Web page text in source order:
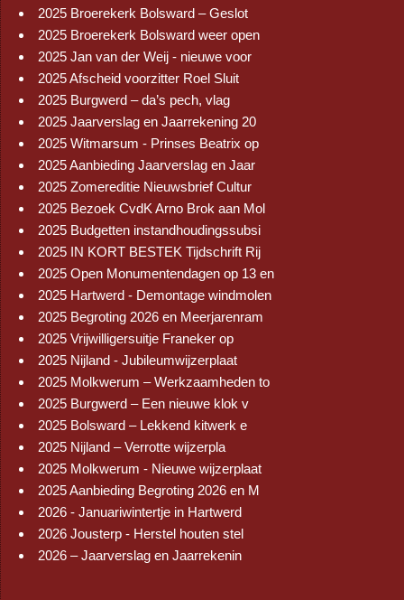
2025 Broerekerk Bolsward – Geslot
2025 Broerekerk Bolsward weer open
2025 Jan van der Weij - nieuwe voor
2025 Afscheid voorzitter Roel Sluit
2025 Burgwerd – da’s pech, vlag
2025 Jaarverslag en Jaarrekening 20
2025 Witmarsum - Prinses Beatrix op
2025 Aanbieding Jaarverslag en Jaar
2025 Zomereditie Nieuwsbrief Cultur
2025 Bezoek CvdK Arno Brok aan Mol
2025 Budgetten instandhoudingssubsi
2025 IN KORT BESTEK Tijdschrift Rij
2025 Open Monumentendagen op 13 en
2025 Hartwerd - Demontage windmolen
2025 Begroting 2026 en Meerjarenram
2025 Vrijwilligersuitje Franeker op
2025 Nijland - Jubileumwijzerplaat
2025 Molkwerum – Werkzaamheden to
2025 Burgwerd – Een nieuwe klok v
2025 Bolsward – Lekkend kitwerk e
2025 Nijland – Verrotte wijzerpla
2025 Molkwerum - Nieuwe wijzerplaat
2025 Aanbieding Begroting 2026 en M
2026 - Januariwintertje in Hartwerd
2026 Jousterp - Herstel houten stel
2026 – Jaarverslag en Jaarrekenin